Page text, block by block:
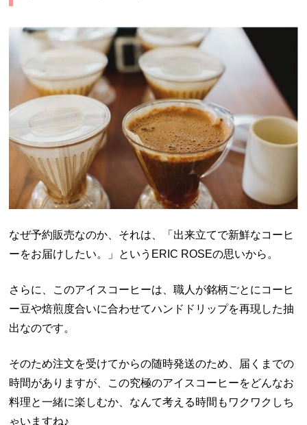
なぜ予約販売なのか、それは、「出来立てで新鮮なコーヒ
ーをお届けしたい。」という ERIC ROSEの思いから。
さらに、このアイスコーヒーは、職人が銘柄ごとにコーヒ
ー豆や焙煎度合いに合わせてハンドドリップを再現した抽
出なのです。
そのため注文を受けてからの随時発送のため、届くまでの
時間がありますが、この究極のアイスコーヒーをどんなお
料理と一緒に楽しむか、なんて考える時間もワクワクしち
ゃいますね♪